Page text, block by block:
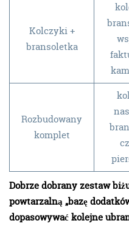
Kolczyki +
bransoletka
Rozbudowany
komplet
Dobrze dobrany zestaw
powtarzalną „bazę
dopasowywać kolejne